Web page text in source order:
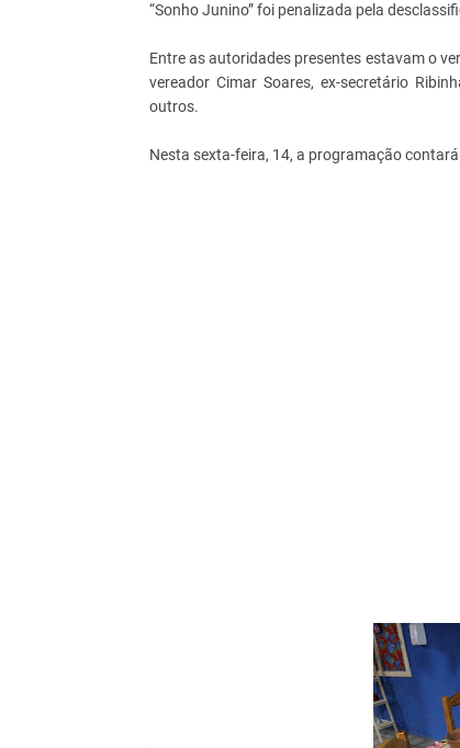
“Sonho Junino” foi penalizada pela
Entre as autoridades presentes estavam o
vereador Cimar Soares, ex-secretário
outros.
Nesta sexta-feira, 14, a programação